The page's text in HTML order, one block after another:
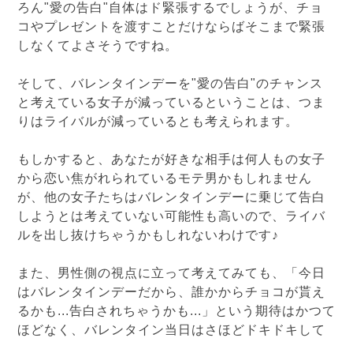
ろん"愛の告白"自体はド緊張するでしょうが、チョ
コやプレゼントを渡すことだけならばそこまで緊張
しなくてよさそうですね。
そして、バレンタインデーを"愛の告白"のチャンス
と考えている女子が減っているということは、つま
りはライバルが減っているとも考えられます。
もしかすると、あなたが好きな相手は何人もの女子
から恋い焦がれられているモテ男かもしれません
が、他の女子たちはバレンタインデーに乗じて告白
しようとは考えていない可能性も高いので、ライバ
ルを出し抜けちゃうかもしれないわけです♪
また、男性側の視点に立って考えてみても、「今日
はバレンタインデーだから、誰かからチョコが貰え
るかも...告白されちゃうかも...」という期待はかつて
ほどなく、バレンタイン当日はさほどドキドキして